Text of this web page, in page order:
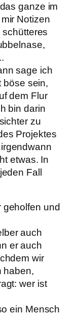
ganze im
Notizen
schütteres
sage ich
böse sein,
dem Flur
bin darin
zu
Projektes
etwas. In
Fall
geholfen und
auch
er auch
wir
haben,
wer ist
ein Mensch